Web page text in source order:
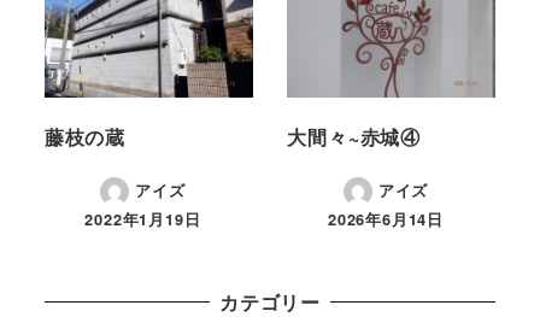
藤枝の蔵
アイズ
2022年1月19日
大間々~赤城④
アイズ
2026年6月14日
カテゴリー